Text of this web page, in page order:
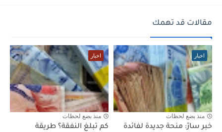
مقالات قد تهمك
اخبار
منذ بضع لحظات
خبر سارّ: منحة جديدة لفائدة
اخبار
منذ بضع لحظات
كم تبلغ النفقة؟ طريقة